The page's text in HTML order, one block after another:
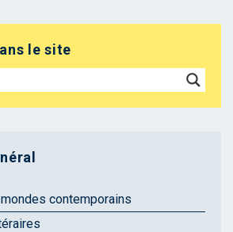
le site
contemporains